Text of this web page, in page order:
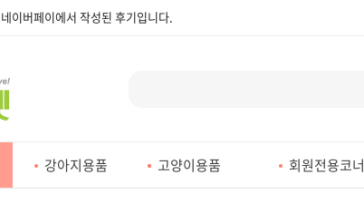
네이버페이에서 작성된 후기입니다.
네이버페이에서 작성된 후기입니다.
네이버페이에서 작성된 후기입니다.
네이버페이에서 작성된 후기입니다.
강아지용품 고양이용품 회원전용코너